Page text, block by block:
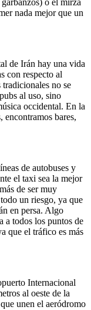
o el mirza
nada mejor que un
de Irán hay una vida
con respecto al
no se
al uso, sino
occidental. En la
encontramos bares,
de autobuses y
el taxi sea la mejor
de ser muy
un riesgo, ya que
en persa. Algo
a todos los puntos de
que el tráfico es más
Internacional
al oeste de la
unen el aeródromo